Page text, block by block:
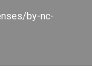
by-nc-